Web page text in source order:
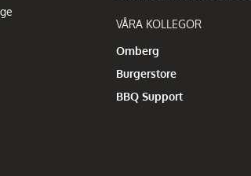
VÅRA KOLLEGOR
Omberg
Burgerstore
BBQ Support